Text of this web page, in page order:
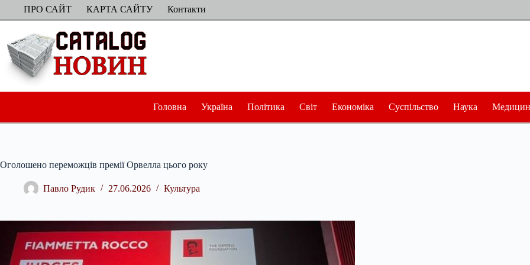
ПерейтиПРО САЙТ КАРТА САЙТУ Контакти
Головна Україна Політика Світ Економіка Суспільство Наука
Оголошено переможців премії Орвелла цього року
Павло Рудик 27.06.2026 Культура